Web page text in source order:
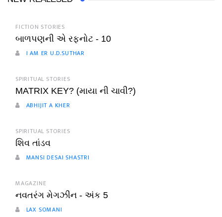
FICTION STORIES
બાળપણની એ રફનોટ - 10
I AM ER U.D.SUTHAR
SPIRITUAL STORIES
MATRIX KEY? (માયા ની ચાવી?)
ABHIJIT A KHER
SPIRITUAL STORIES
શિવ તાંડવ
MANSI DESAI SHASTRI
MAGAZINE
નવતરંગ મેગઝીન - અંક 5
LAX SOMANI